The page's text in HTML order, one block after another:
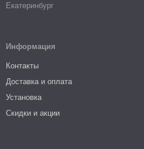
Екатеринбург
Информация
Контакты
Доставка и оплата
Установка
Скидки и акции